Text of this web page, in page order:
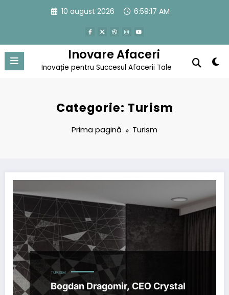
10 august 2026 6:59:17 AM
Inovare Afaceri
Inovație pentru Succesul Afacerii Tale
Categorie: Turism
Prima pagină Turism
TURISM
Bogdan Dragomir, CEO Crystal